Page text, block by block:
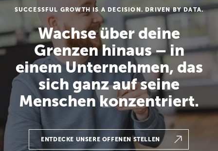
SUCCESSFUL GROWTH IS A DECISION. DRIVEN BY DATA.
Wachse über deine
Grenzen hinaus – in
einem Unternehmen, das
sich ganz auf seine
Menschen konzentriert.
ENTDECKE UNSERE OFFENEN STELLEN